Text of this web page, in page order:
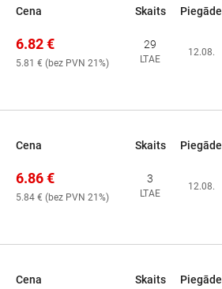
Cena Skaits Piegāde
6.82€
5.81 € (bez PVN 21%)
29
LTAE
12.08.
Cena Skaits Piegāde
6.86€
5.84 € (bez PVN 21%)
3
LTAE
12.08.
Cena Skaits Piegāde